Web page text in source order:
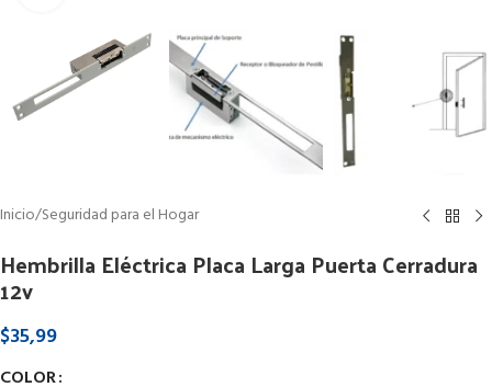
Inicio/Seguridad para el Hogar
Hembrilla Eléctrica Placa Larga Puerta Cerradura
12v
$35,99
COLOR